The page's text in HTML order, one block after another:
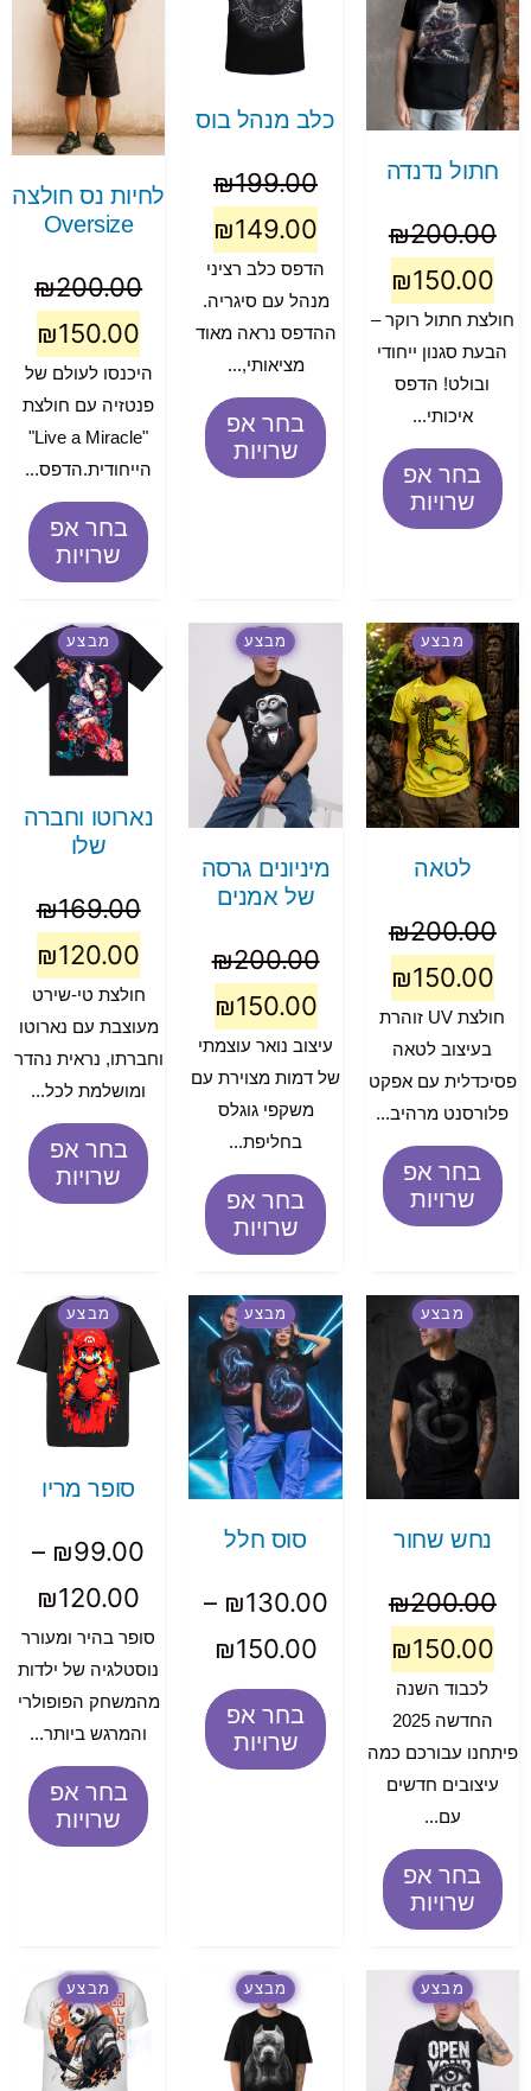
חתול נדנדה
₪200.00
₪150.00
חולצת חתול רוקר –
הבעת סגנון ייחודי
ובולט! הדפס
איכותי...
בחר אפ
שרויות
כלב מנהל בוס
₪199.00
₪149.00
הדפס כלב רציני
מנהל עם סיגריה.
ההדפס נראה מאוד
מציאותי,...
בחר אפ
שרויות
לחיות נס חולצה
Oversize
₪200.00
₪150.00
היכנסו לעולם של
פנטזיה עם חולצת
"Live a Miracle"
הייחודית.הדפס...
בחר אפ
שרויות
מבצע
לטאה
₪200.00
₪150.00
חולצת UV זוהרת
בעיצוב לטאה
פסיכדלית עם אפקט
פלורסנט מרהיב...
בחר אפ
שרויות
מבצע
מיניונים גרסה
של אמנים
₪200.00
₪150.00
עיצוב נואר עוצמתי
של דמות מצוירת עם
משקפי גוגלס
בחליפת...
בחר אפ
שרויות
מבצע
נארוטו וחברה
שלו
₪169.00
₪120.00
חולצת טי-שירט
מעוצבת עם נארוטו
וחברתו, נראית נהדר
ומושלמת לכל...
בחר אפ
שרויות
מבצע
נחש שחור
₪200.00
₪150.00
לכבוד השנה
החדשה 2025
פיתחנו עבורכם כמה
עיצובים חדשים
עם...
בחר אפ
שרויות
מבצע
סוס חלל
₪130.00
–
₪150.00
בחר אפ
שרויות
מבצע
סופר מריו
₪99.00
–
₪120.00
סופר בהיר ומעורר
נוסטלגיה של ילדות
מהמשחק הפופולרי
והמרגש ביותר...
בחר אפ
שרויות
מבצע מבצע מבצע